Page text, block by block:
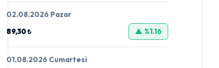
02.08.2026 Pazar
89,30 ₺
▲ %1.16
01.08.2026 Cumartesi